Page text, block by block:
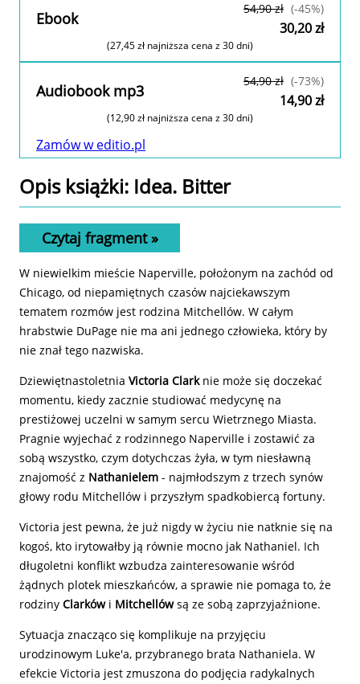
Ebook 54,90 zł (-45%)
30,20 zł
(27,45 zł najniższa cena z 30 dni)
Audiobook mp3 54,90 zł (-73%)
14,90 zł
(12,90 zł najniższa cena z 30 dni)
Zamów w editio.pl
Opis książki: Idea. Bitter
Czytaj fragment »
W niewielkim mieście Naperville, położonym na zachód od
Chicago, od niepamiętnych czasów najciekawszym
tematem rozmów jest rodzina Mitchellów. W całym
hrabstwie DuPage nie ma ani jednego człowieka, który by
nie znał tego nazwiska.
Dziewiętnastoletnia Victoria Clarknie może się doczekać
momentu, kiedy zacznie studiować medycynę na
prestiżowej uczelni w samym sercu Wietrznego Miasta.
Pragnie wyjechać z rodzinnego Naperville i zostawić za
sobą wszystko, czym dotychczas żyła, w tym niesławną
znajomość z Nathanielem - najmłodszym z trzech synów
głowy rodu Mitchellów i przyszłym spadkobiercą fortuny.
Victoria jest pewna, że już nigdy w życiu nie natknie się na
kogoś, kto irytowałby ją równie mocno jak Nathaniel. Ich
długoletni konflikt wzbudza zainteresowanie wśród
żądnych plotek mieszkańców, a sprawie nie pomaga to, że
rodziny Clarkówi Mitchellówsą ze sobą zaprzyjaźnione.
Sytuacja znacząco się komplikuje na przyjęciu
urodzinowym Luke'a, przybranego brata Nathaniela. W
efekcie Victoria jest zmuszona do podjęcia radykalnych